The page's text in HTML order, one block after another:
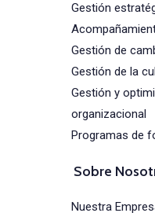
Gestión
Gestión de
Gestión de la
Gestión y
organizacional
Programas de
Sobre
Nuestra